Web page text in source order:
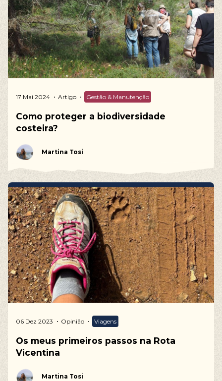
17 Mai 2024 Artigo Gestão & Manutenção
Como proteger a biodiversidade
costeira?
Martina Tosi
06 Dez 2023 Opinião Viagens
Os meus primeiros passos na Rota
Vicentina
Martina Tosi